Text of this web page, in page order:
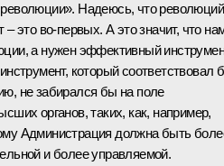
Надеюсь, что революций
это во‑первых. А это значит, что
а нужен эффективный
который соответствовал
не забирался бы на поле
органов, таких, как, например,
Администрация должна быть
и более управляемой.